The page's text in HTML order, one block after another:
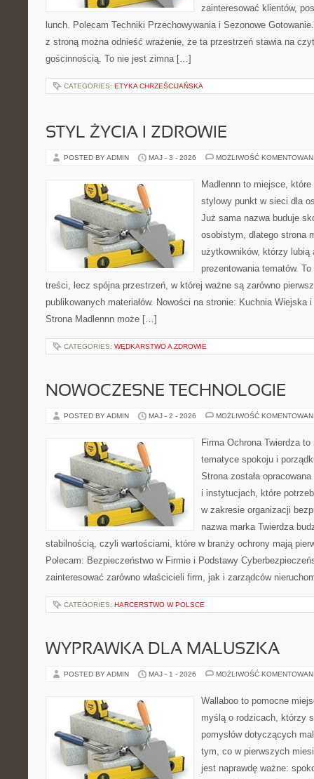
zainteresować klientów,
lunch. Polecam Techniki Przechowywania i Sezonowe
z stroną można odnieść wrażenie, że ta przestrzeń stawia na
gościnnością. To nie jest zimna […]
CATEGORIES: ETYKA CHRZEŚCIJAŃSKA
STYL ŻYCIA I ZDROWIE
POSTED BY ADMIN MAJ - 3 - 2026 MOŻLIWOŚĆ
Madlennn to miejsce,
stylowy punkt w sieci dla
Już sama nazwa buduje
osobistym, dlatego strona
użytkowników, którzy lubią
prezentowania tematów.
treści, lecz spójna przestrzeń, w której ważne są zarówno
publikowanych materiałów. Nowości na stronie: Kuchnia Wiejska
Strona Madlennn może […]
CATEGORIES: WĘDKARSTWO A ZDROWIE
NOWOCZESNE TECHNOLOGIE
POSTED BY ADMIN MAJ - 2 - 2026 MOŻLIWOŚĆ
Firma Ochrona Twierdza
tematyce spokoju i
Strona została
i instytucjach, które
w zakresie organizacji
nazwa marka Twierdza
stabilnością, czyli wartościami, które w branży ochrony mają
Polecam: Bezpieczeństwo w Firmie i Podstawy
zainteresować zarówno właścicieli firm, jak i zarządców
CATEGORIES: HARCERSTWO W POLSCE
WYPRAWKA DLA MALUSZKA
POSTED BY ADMIN MAJ - 1 - 2026 MOŻLIWOŚĆ
Wallaboo to pomocne
myślą o rodzicach, którzy
pomysłów dotyczących
tym, co w pierwszych
jest naprawdę ważne: